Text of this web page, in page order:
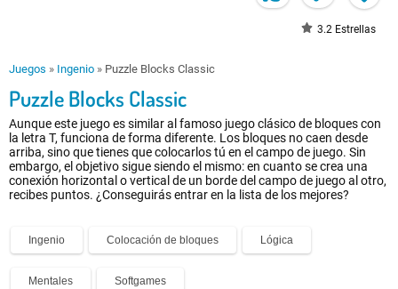
3.2 Estrellas
Juegos » Ingenio » Puzzle Blocks Classic
Puzzle Blocks Classic
Aunque este juego es similar al famoso juego clásico de bloques con
la letra T, funciona de forma diferente. Los bloques no caen desde
arriba, sino que tienes que colocarlos tú en el campo de juego. Sin
embargo, el objetivo sigue siendo el mismo: en cuanto se crea una
conexión horizontal o vertical de un borde del campo de juego al otro,
recibes puntos. ¿Conseguirás entrar en la lista de los mejores?
Ingenio Colocación de bloques Lógica
Mentales Softgames